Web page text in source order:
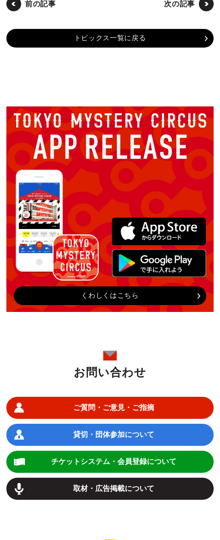
前の記事 次の記事
トピックス一覧に戻る
くわしくはこちら
お問い合わせ
ご質問・ご意見・ご指摘
貸切・団体参加について
チケットシステム・会員登録について
取材・広告掲載について